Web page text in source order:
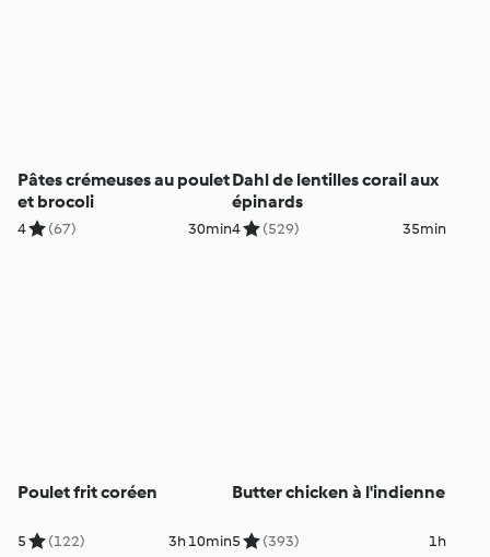
Pâtes crémeuses au poulet
et brocoli
4 (67) 30min
Dahl de lentilles corail aux
épinards
4 (529) 35min
Poulet frit coréen
5 (122) 3h 10min
Butter chicken à l'indienne
5 (393) 1h